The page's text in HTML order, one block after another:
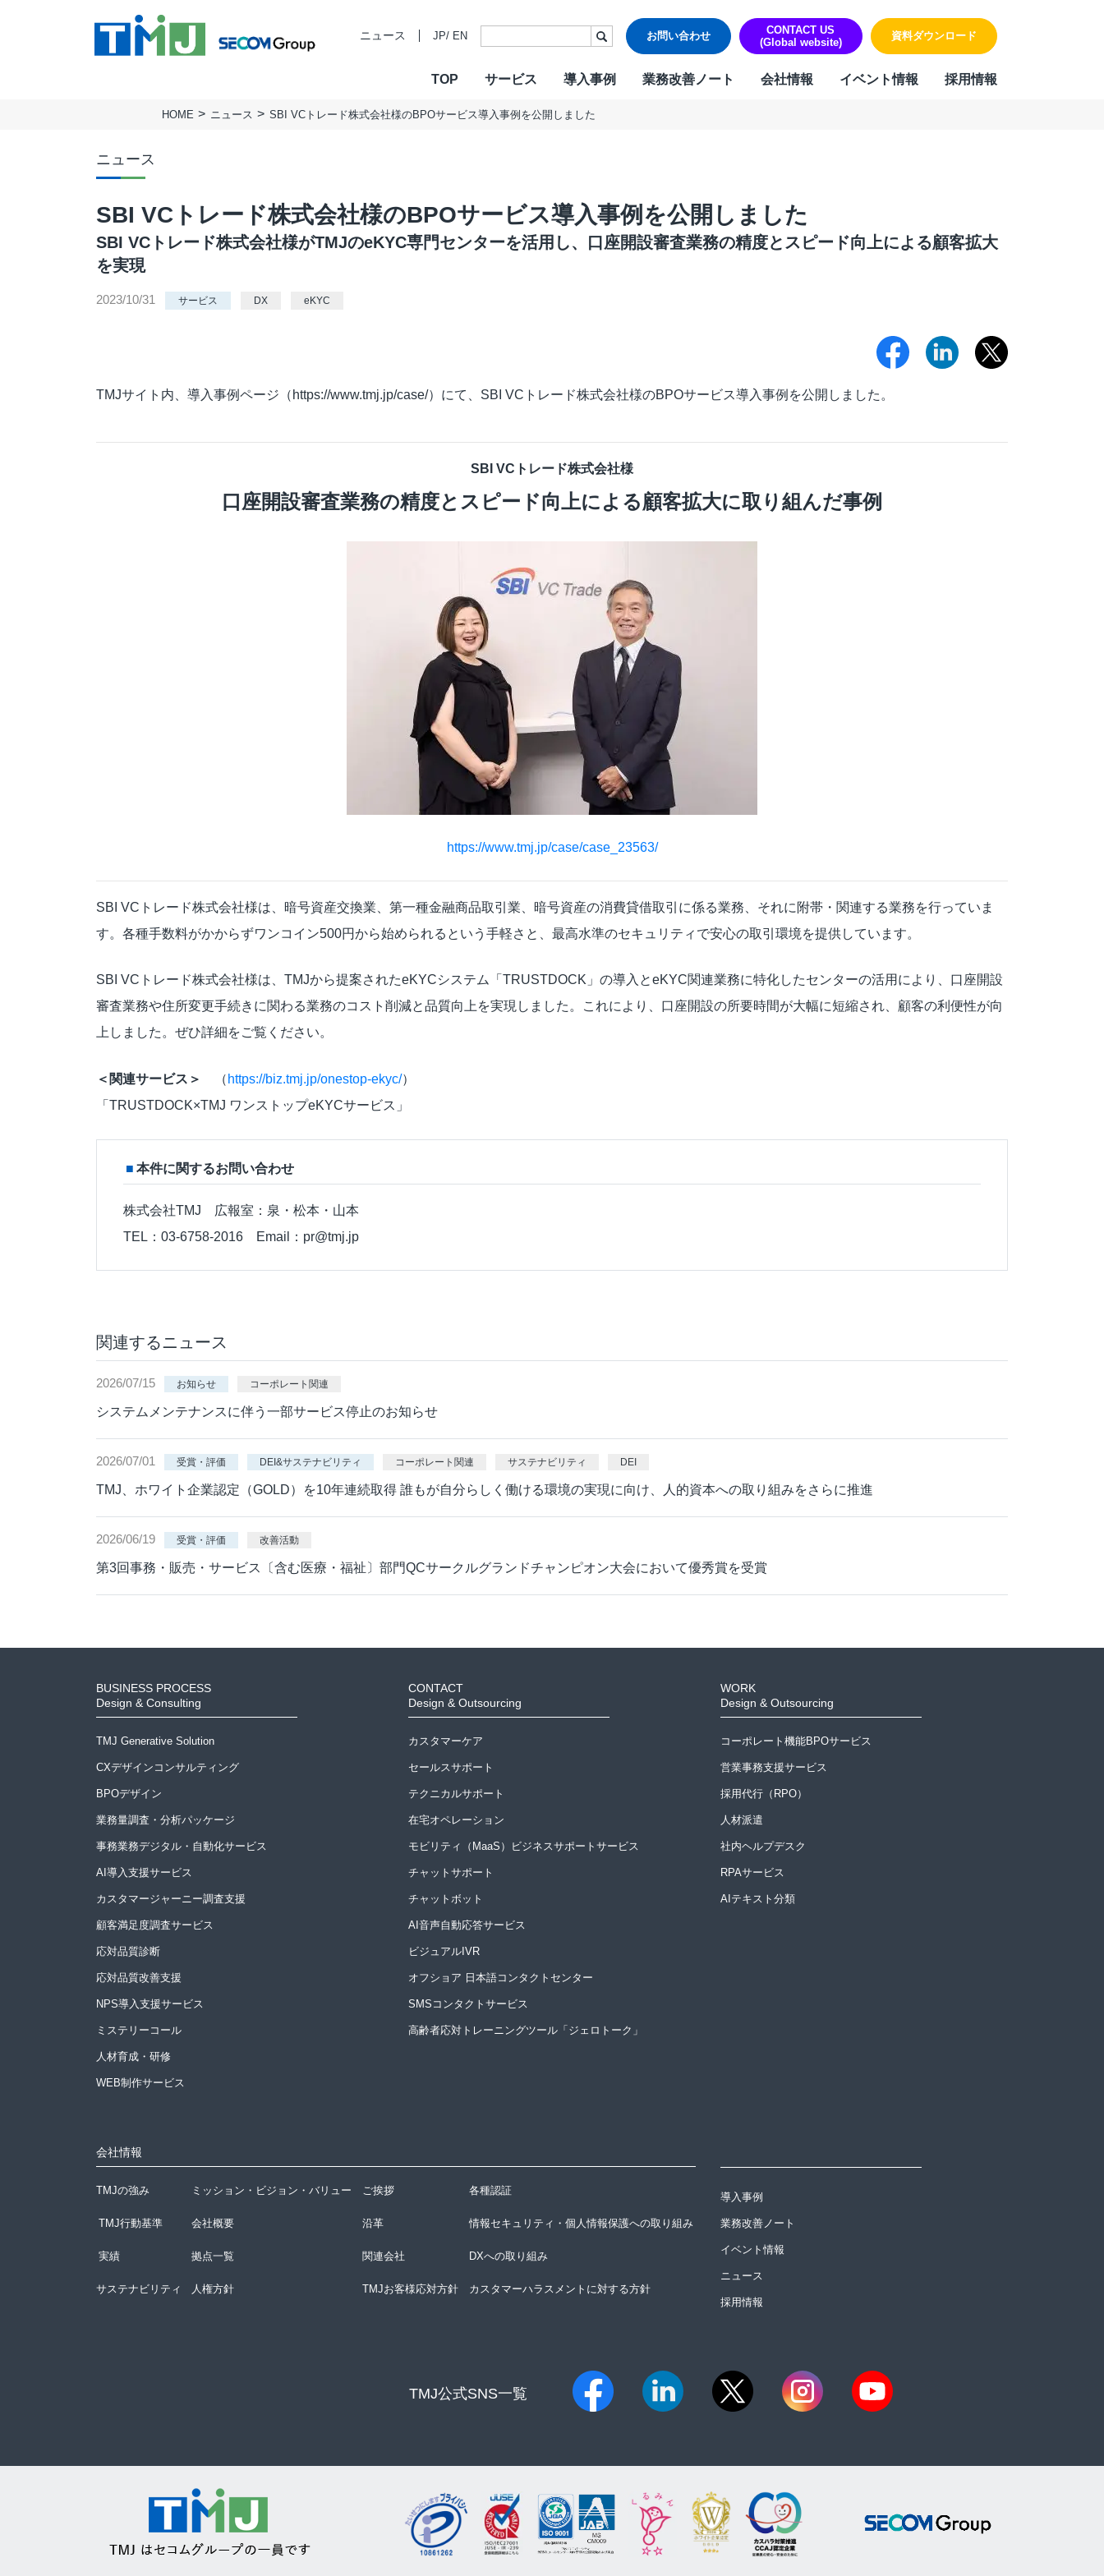
ニュース JP/ EN お問い合わせ
CONTACT US
(Global website)
資料ダウンロード
TOP サービス 導入事例 業務改善ノート 会社情報 イベント情報 採用情報
CXデザインコンサルティング
BPOデザイン
業務量調査・分析パッケージ
AI導入支援サービス
応対品質改善支援
セールスサポート
テクニカルサポート
オフショア 日本語コンタクトセンター
営業事務支援サービス
採用代行（RPO）
TMJの強み ミッション・ビジョン・バリュー ご挨拶
HOME ニュース SBI VCトレード株式会社様のBPOサービス導入事例を公開しました
ニュース
SBI VCトレード株式会社様のBPOサービス導入事例を公開しました
SBI VCトレード株式会社様がTMJのeKYC専門センターを活用し、口座開設審査業務の精度とスピード向上による顧客拡大
を実現
2023/10/31 サービス DX eKYC
TMJサイト内、導入事例ページ（ https://www.tmj.jp/case/）にて、SBI VCトレード株式会社様のBPOサービス導入事例を公開しました。
SBI VCトレード株式会社様
口座開設審査業務の精度とスピード向上による顧客拡大に取り組んだ事例
https://www.tmj.jp/case/case_23563/
SBI VCトレード株式会社様は、暗号資産交換業、第一種金融商品取引業、暗号資産の消費貸借取引に係る業務、それに附帯・関連する業務を行っていま
す。各種手数料がかからずワンコイン500円から始められるという手軽さと、最高水準のセキュリティで安心の取引環境を提供しています。
SBI VCトレード株式会社様は、TMJから提案されたeKYCシステム「TRUSTDOCK」の導入とeKYC関連業務に特化したセンターの活用により、口座開設
審査業務や住所変更手続きに関わる業務のコスト削減と品質向上を実現しました。これにより、口座開設の所要時間が大幅に短縮され、顧客の利便性が向
上しました。ぜひ詳細をご覧ください。
＜関連サービス＞ （ https://biz.tmj.jp/onestop-ekyc/）
「TRUSTDOCK×TMJ ワンストップeKYCサービス」
本件に関するお問い合わせ
株式会社TMJ 広報室：泉・松本・山本
TEL：03-6758-2016 Email：pr@tmj.jp
関連するニュース
2026/07/15 お知らせ コーポレート関連
システムメンテナンスに伴う一部サービス停止のお知らせ
2026/07/01 受賞・評価 DEI&サステナビリティ コーポレート関連 サステナビリティ DEI
TMJ、ホワイト企業認定（GOLD）を10年連続取得 誰もが自分らしく働ける環境の実現に向け、人的資本への取り組みをさらに推進
2026/06/19 受賞・評価 改善活動
第3回事務・販売・サービス〔含む医療・福祉〕部門QCサークルグランドチャンピオン大会において優秀賞を受賞
BUSINESS PROCESS
Design & Consulting
TMJ Generative Solution
CXデザインコンサルティング
BPOデザイン
業務量調査・分析パッケージ
事務業務デジタル・自動化サービス
AI導入支援サービス
カスタマージャーニー調査支援
顧客満足度調査サービス
応対品質診断
応対品質改善支援
NPS導入支援サービス
ミステリーコール
人材育成・研修
WEB制作サービス
CONTACT
Design & Outsourcing
カスタマーケア
セールスサポート
テクニカルサポート
在宅オペレーション
モビリティ（MaaS）ビジネスサポートサービス
チャットサポート
チャットボット
AI音声自動応答サービス
ビジュアルIVR
オフショア 日本語コンタクトセンター
SMSコンタクトサービス
高齢者応対トレーニングツール「ジェロトーク」
WORK
Design & Outsourcing
コーポレート機能BPOサービス
営業事務支援サービス
採用代行（RPO）
人材派遣
社内ヘルプデスク
RPAサービス
AIテキスト分類
会社情報
TMJの強み ミッション・ビジョン・バリュー ご挨拶 各種認証
TMJ行動基準 会社概要 沿革 情報セキュリティ・個人情報保護への取り組み
実績 拠点一覧 関連会社 DXへの取り組み
サステナビリティ 人権方針 TMJお客様応対方針 カスタマーハラスメントに対する方針
導入事例
業務改善ノート
イベント情報
ニュース
採用情報
TMJ公式SNS一覧​